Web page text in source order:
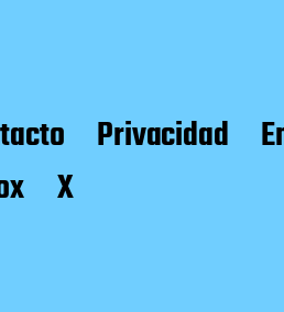
Privacidad
X